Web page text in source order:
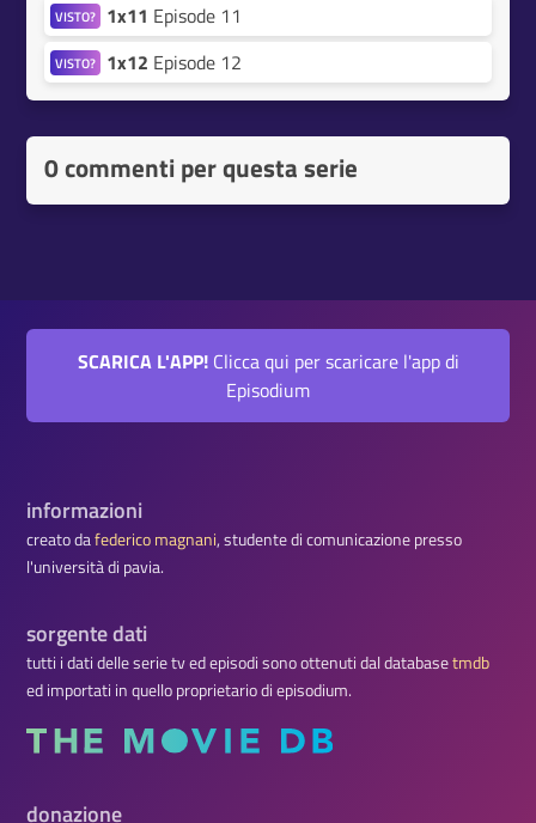
VISTO? 1x11 Episode 11
VISTO? 1x12 Episode 12
0 commenti per questa serie
SCARICA L'APP!Clicca qui per scaricare l'app di
Episodium
informazioni
creato dafederico magnani, studente di comunicazione presso
l'università di pavia.
sorgente dati
tutti i dati delle serie tv ed episodi sono ottenuti dal databasetmdb
ed importati in quello proprietario di episodium.
donazione